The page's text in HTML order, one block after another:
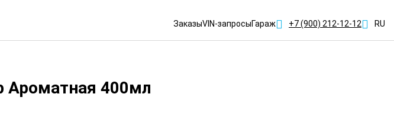
ЗаказыVIN-запросыГараж +7 (900) 212-12-12 RU
Ароматная 400мл